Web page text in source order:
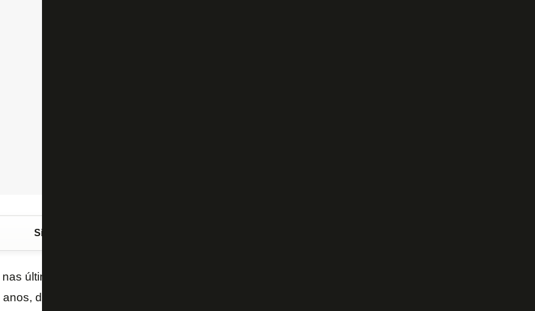
Siga o FogãoNET
últimas horas uma
do